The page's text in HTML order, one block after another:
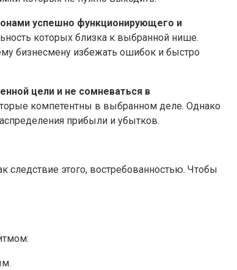
успешно функционирующего и
которых близка к выбранной нише.
бизнесмену избежать ошибок и быстро
цели и не сомневаться в
компетентны в выбранном деле. Однако
прибыли и убытков.
следствие этого, востребованностью. Чтобы